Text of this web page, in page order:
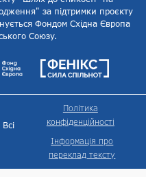
за підтримки проєкту
Фондом Східна Європа
Союзу.
Політика
конфіденційності
Інформація про
переклад тексту